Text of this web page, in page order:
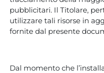
pubblicitari. Il Titolare,
utilizzare tali risorse in
fornite dal presente
Dal momento che